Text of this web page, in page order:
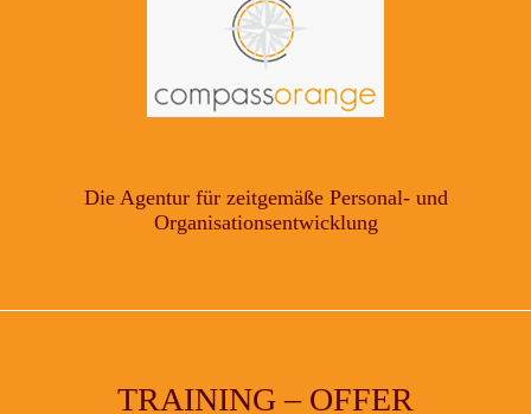
Die Agentur für zeitgemäße Personal- und
Organisationsentwicklung
TRAINING – OFFER